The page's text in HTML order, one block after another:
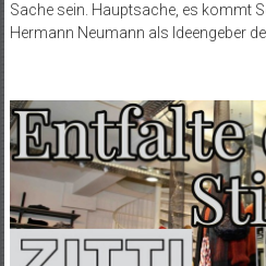
Sache sein. Hauptsache, es kommt
Hermann Neumann als Ideengeber